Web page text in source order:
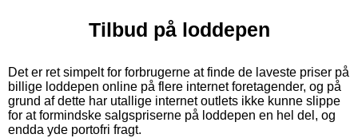
Tilbud på loddepen
Det er ret simpelt for forbrugerne at finde de laveste priser på
billige loddepen online på flere internet foretagender, og på
grund af dette har utallige internet outlets ikke kunne slippe
for at formindske salgspriserne på loddepen en hel del, og
endda yde portofri fragt.